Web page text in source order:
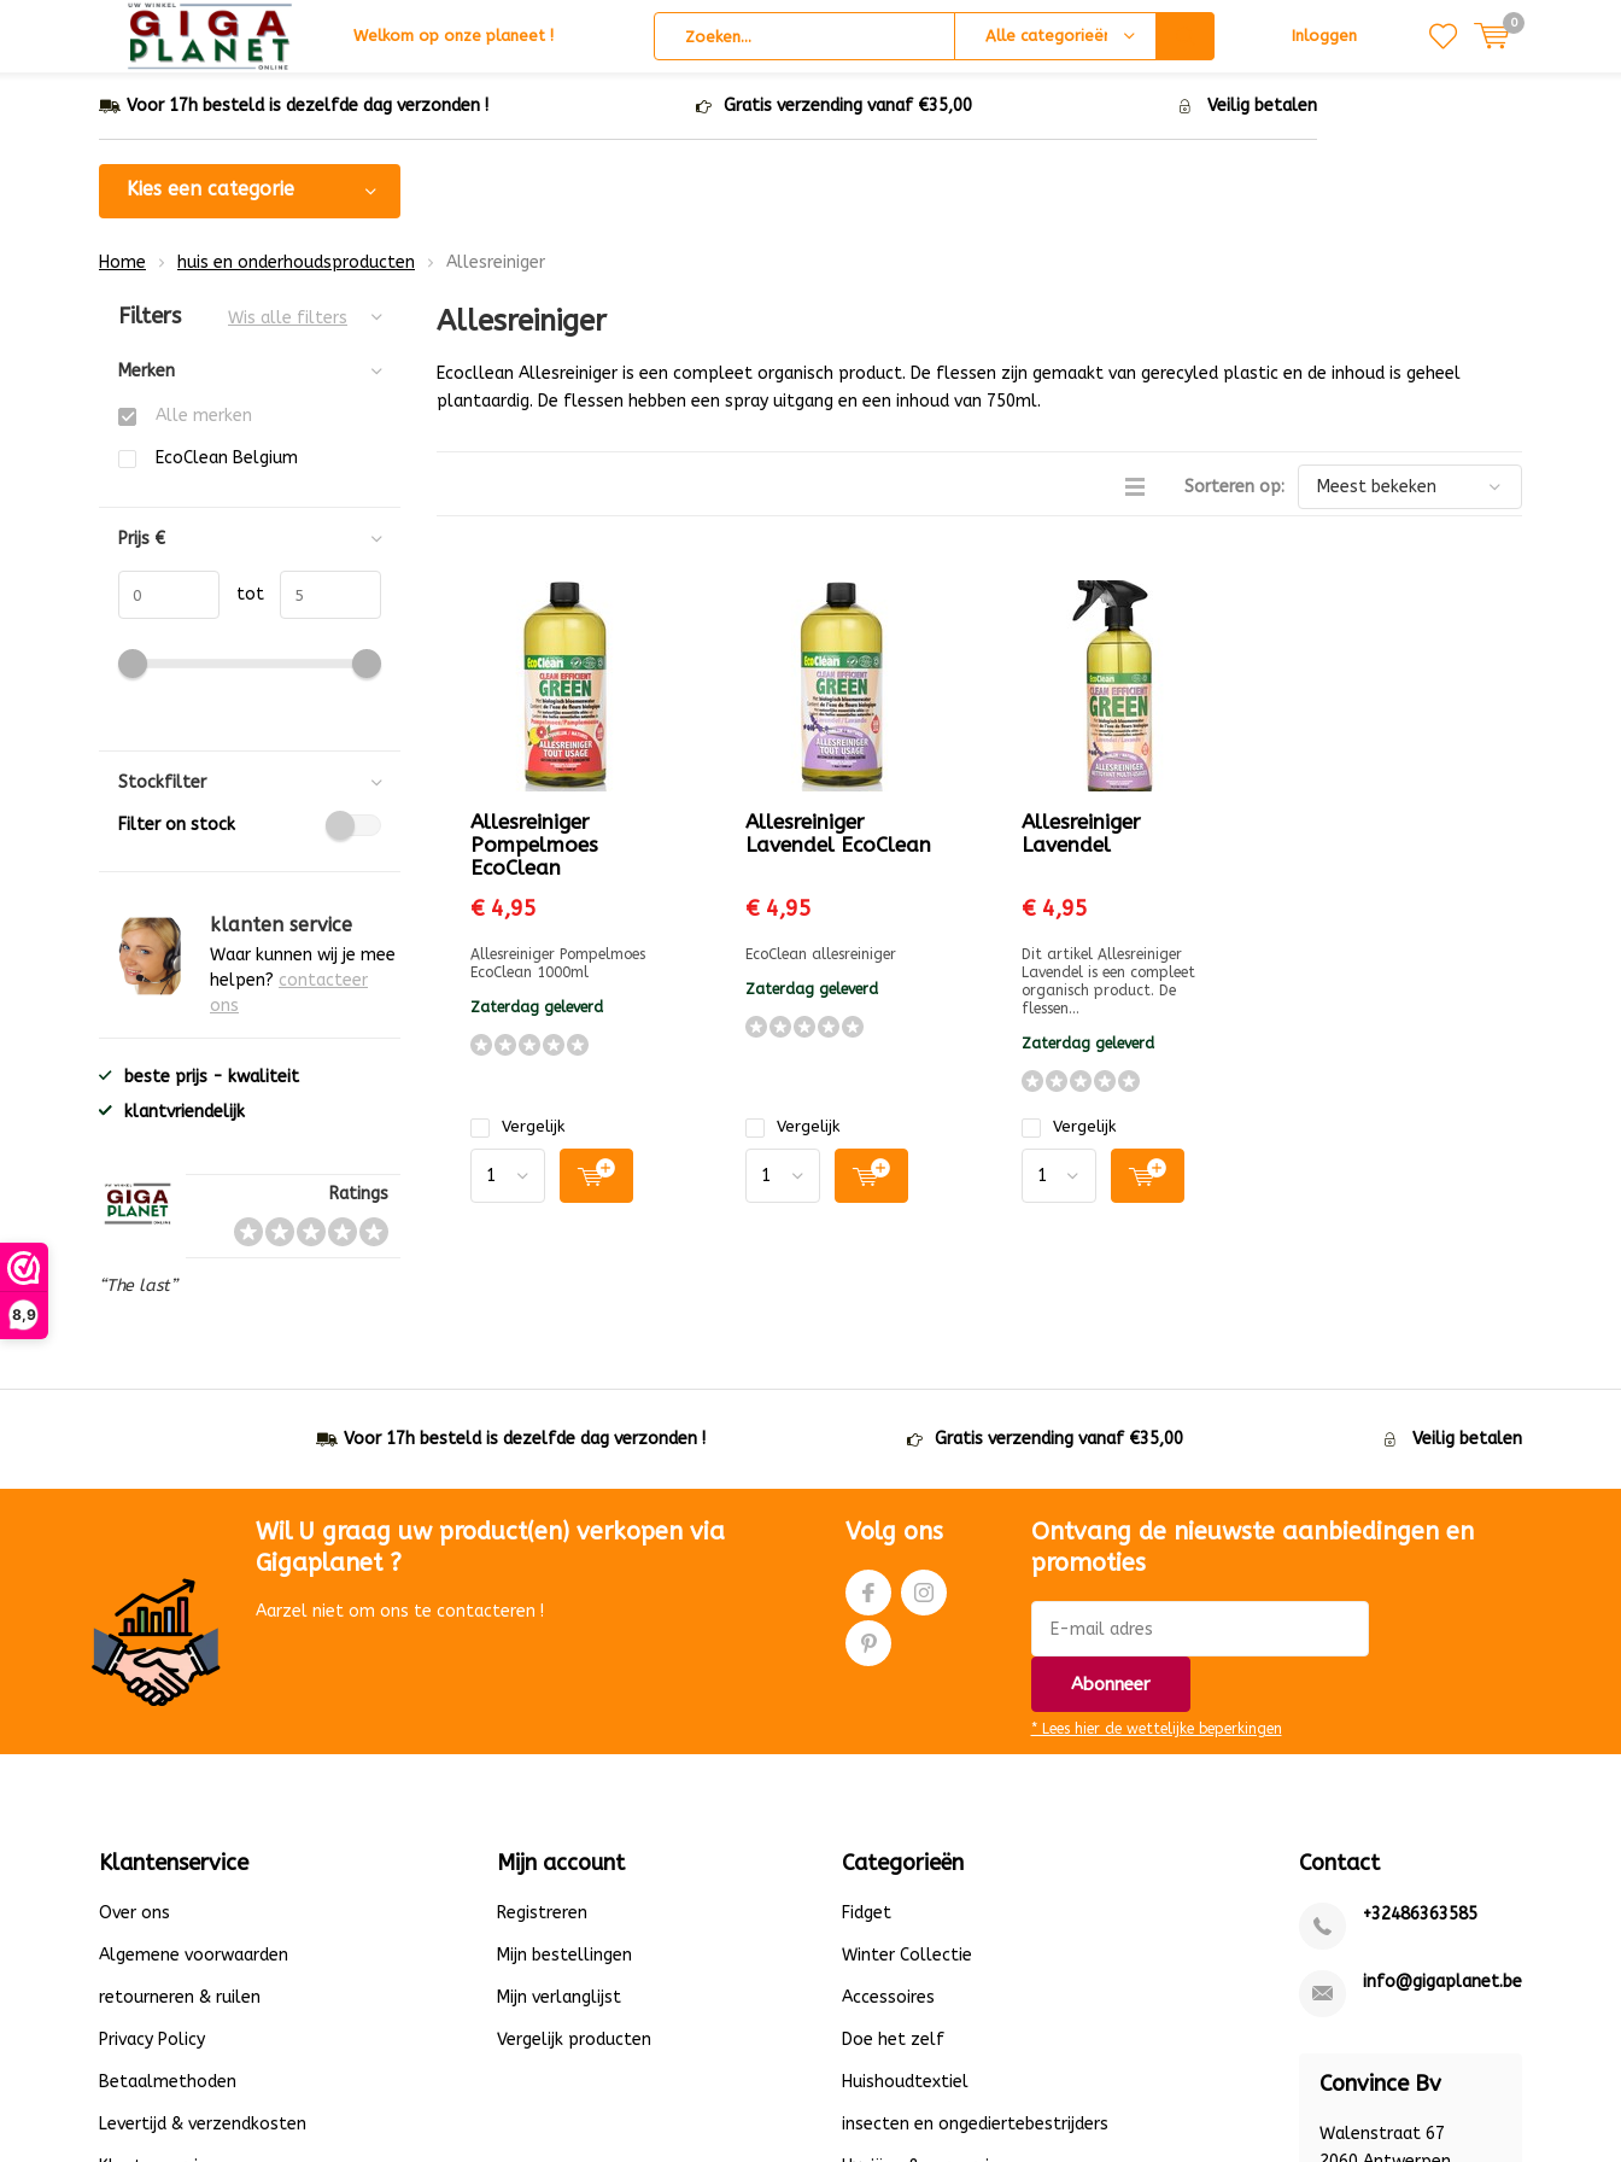
8,9
Welkom op onze planeet ! Alle categorieën Inloggen
0
Voor 17h besteld is dezelfde dag verzonden ! Gratis verzending vanaf €35,00 Veilig betalen
Kies een categorie
Home huis en onderhoudsproducten Allesreiniger
Allesreiniger
Ecocllean Allesreiniger is een compleet organisch product. De flessen zijn gemaakt van gerecyled plastic en de inhoud is geheel
plantaardig. De flessen hebben een spray uitgang en een inhoud van 750ml.
Sorteren op:
Allesreiniger
Pompelmoes
EcoClean
€ 4,95
Allesreiniger Pompelmoes
EcoClean 1000ml
Zaterdag geleverd
Vergelijk
Allesreiniger
Lavendel EcoClean
€ 4,95
EcoClean allesreiniger
Zaterdag geleverd
Vergelijk
Allesreiniger
Lavendel
€ 4,95
Dit artikel Allesreiniger
Lavendel is een compleet
organisch product. De
flessen...
Zaterdag geleverd
Vergelijk
Sorteren op:
Filters Wis alle filters
Merken
Alle merken
EcoClean Belgium
Prijs €
tot
Stockfilter
Filter on stock
klanten service
Waar kunnen wij je mee
helpen? contacteer
ons
beste prijs - kwaliteit
klantvriendelijk
Ratings
“The last”
Voor 17h besteld is dezelfde dag verzonden ! Gratis verzending vanaf €35,00 Veilig betalen
Wil U graag uw product(en) verkopen via
Gigaplanet ?
Aarzel niet om ons te contacteren !
Volg ons
Ontvang de nieuwste aanbiedingen en
promoties
Abonneer
* Lees hier de wettelijke beperkingen
Klantenservice
Over ons
Algemene voorwaarden
retourneren & ruilen
Privacy Policy
Betaalmethoden
Levertijd & verzendkosten
Mijn account
Registreren
Mijn bestellingen
Mijn verlanglijst
Vergelijk producten
Categorieën
Fidget
Winter Collectie
Accessoires
Doe het zelf
Huishoudtextiel
insecten en ongediertebestrijders
Contact
+32486363585
info@gigaplanet.be
Convince Bv
Walenstraat 67